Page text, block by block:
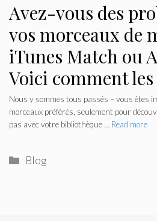
Avez-vous des
vos morceaux de
iTunes Match ou
Voici comment
Nous y sommes tous passés – vous êtes
morceaux préférés, seulement pour
pas avec votre bibliothèque … Read more
Categories
Blog